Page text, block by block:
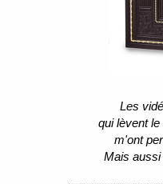
Les
qui lèvent
m'ont
Mais aussi